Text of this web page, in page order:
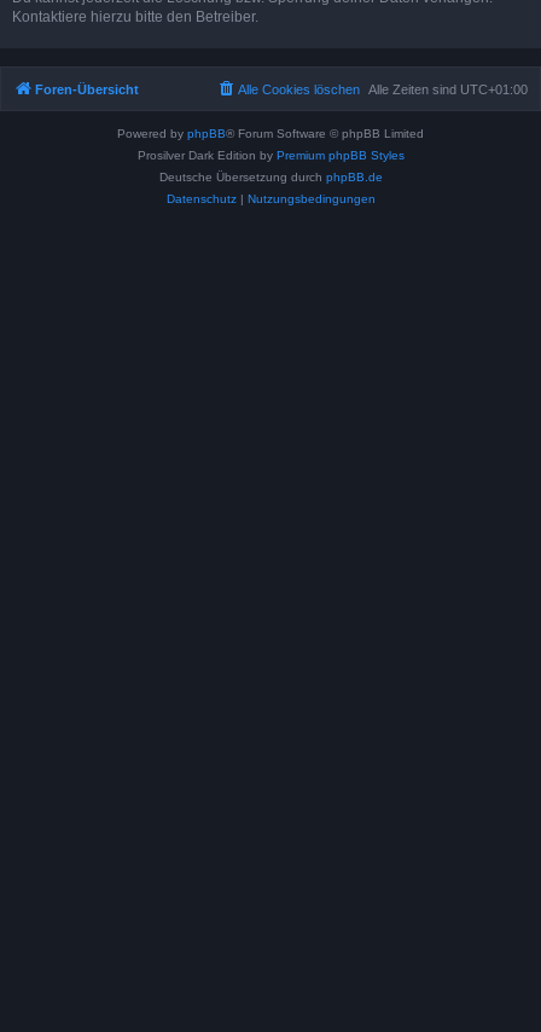
Kontaktiere hierzu bitte den Betreiber.
Foren-Übersicht Alle Zeiten sind UTC+01:00
Alle Cookies löschen
Powered by phpBB® Forum Software © phpBB Limited
Prosilver Dark Edition by Premium phpBB Styles
Deutsche Übersetzung durch phpBB.de
Datenschutz| Nutzungsbedingungen